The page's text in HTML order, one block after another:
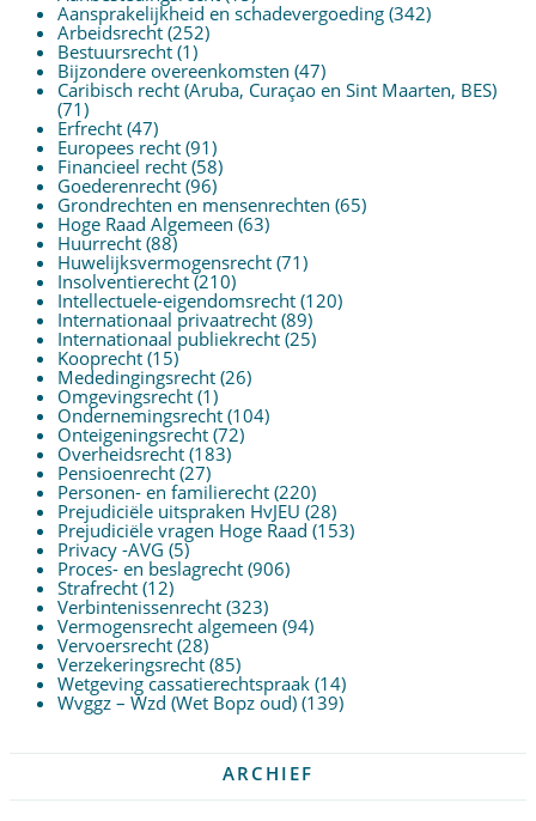
Aansprakelijkheid en schadevergoeding (342)
Arbeidsrecht (252)
Bestuursrecht (1)
Bijzondere overeenkomsten (47)
Caribisch recht (Aruba, Curaçao en Sint Maarten, BES)
(71)
Erfrecht (47)
Europees recht (91)
Financieel recht (58)
Goederenrecht (96)
Grondrechten en mensenrechten (65)
Hoge Raad Algemeen (63)
Huurrecht (88)
Huwelijksvermogensrecht (71)
Insolventierecht(210)
Intellectuele-eigendomsrecht (120)
Internationaal privaatrecht (89)
Internationaal publiekrecht (25)
Kooprecht (15)
Mededingingsrecht (26)
Omgevingsrecht (1)
Ondernemingsrecht (104)
Onteigeningsrecht (72)
Overheidsrecht (183)
Pensioenrecht (27)
Personen- en familierecht (220)
Prejudiciële uitspraken HvJEU (28)
Prejudiciële vragen Hoge Raad (153)
Privacy -AVG (5)
Proces- en beslagrecht (906)
Strafrecht (12)
Verbintenissenrecht (323)
Vermogensrecht algemeen (94)
Vervoersrecht (28)
Verzekeringsrecht (85)
Wetgeving cassatierechtspraak (14)
Wvggz – Wzd (Wet Bopz oud) (139)
ARCHIEF